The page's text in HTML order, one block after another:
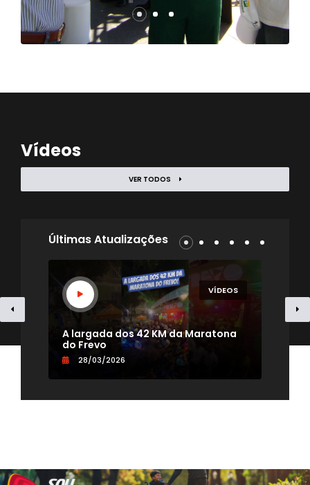
Vídeos
VER TODOS
Últimas Atualizações
A largada dos 42 KM da Maratona
do Frevo
28/03/2026
VÍDEOS